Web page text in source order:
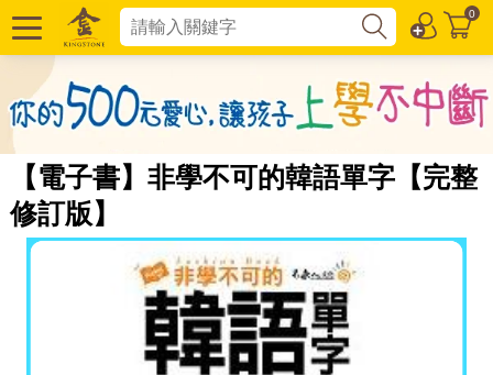
0
【電子書】非學不可的韓語單字【完整
修訂版】